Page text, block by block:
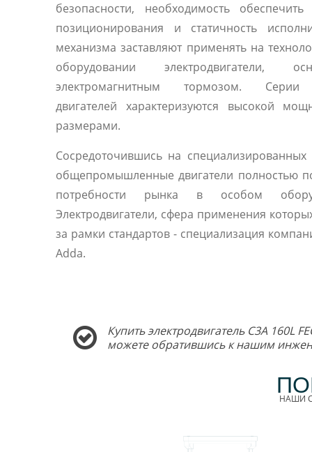
безопасности, необходимость обеспечить
позиционирования и статичность
механизма заставляют применять на
оборудовании электродвигатели,
электромагнитным тормозом.
двигателей характеризуются высокой
размерами.
Сосредоточившись на специализированных
общепромышленные двигатели полностью
потребности рынка в особом
Электродвигатели, сфера применения
за рамки стандартов - специализация
Adda.
Купить электродвигатель C3A 160L
можете обратившись к нашим
НАШИ